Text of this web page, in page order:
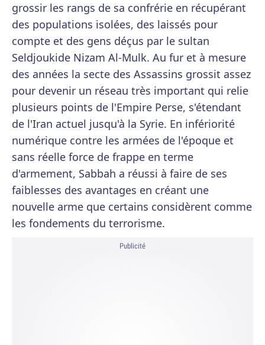
grossir les rangs de sa confrérie en récupérant
des populations isolées, des laissés pour
compte et des gens déçus par le sultan
Seldjoukide Nizam Al-Mulk. Au fur et à mesure
des années la secte des Assassins grossit assez
pour devenir un réseau très important qui relie
plusieurs points de l'Empire Perse, s'étendant
de l'Iran actuel jusqu'à la Syrie. En infériorité
numérique contre les armées de l'époque et
sans réelle force de frappe en terme
d'armement, Sabbah a réussi à faire de ses
faiblesses des avantages en créant une
nouvelle arme que certains considèrent comme
les fondements du terrorisme.
Publicité